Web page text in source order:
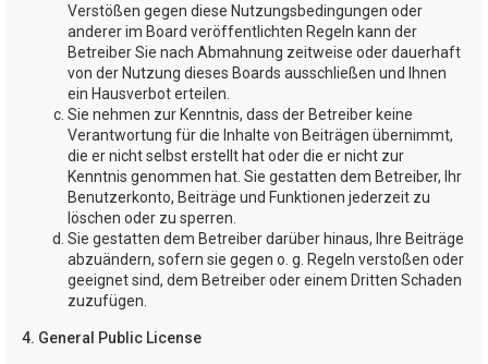
Verstößen gegen diese Nutzungsbedingungen oder
anderer im Board veröffentlichten Regeln kann der
Betreiber Sie nach Abmahnung zeitweise oder dauerhaft
von der Nutzung dieses Boards ausschließen und Ihnen
ein Hausverbot erteilen.
Sie nehmen zur Kenntnis, dass der Betreiber keine
Verantwortung für die Inhalte von Beiträgen übernimmt,
die er nicht selbst erstellt hat oder die er nicht zur
Kenntnis genommen hat. Sie gestatten dem Betreiber, Ihr
Benutzerkonto, Beiträge und Funktionen jederzeit zu
löschen oder zu sperren.
Sie gestatten dem Betreiber darüber hinaus, Ihre Beiträge
abzuändern, sofern sie gegen o. g. Regeln verstoßen oder
geeignet sind, dem Betreiber oder einem Dritten Schaden
zuzufügen.
4. General Public License